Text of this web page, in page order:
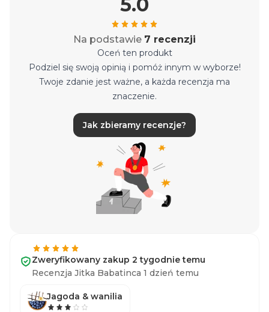
Na podstawie 7 recenzji
Oceń ten produkt
Podziel się swoją opinią i pomóż innym w wyborze!
Twoje zdanie jest ważne, a każda recenzja ma
znaczenie.
Jak zbieramy recenzje?
Zweryfikowany zakup 2 tygodnie temu
Recenzja Jitka Babatinca 1 dzień temu
Jagoda & wanilia